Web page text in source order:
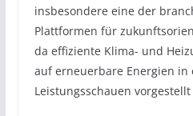
insbesondere eine der
Plattformen für
da effiziente Klima- und
auf erneuerbare Energien
Leistungsschauen